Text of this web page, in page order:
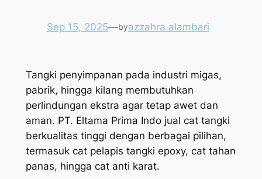
Sep 15, 2025—byazzahra alambari
Tangki penyimpanan pada industri migas,
pabrik, hingga kilang membutuhkan
perlindungan ekstra agar tetap awet dan
aman. PT. Eltama Prima Indo jual cat tangki
berkualitas tinggi dengan berbagai pilihan,
termasuk cat pelapis tangki epoxy, cat tahan
panas, hingga cat anti karat.